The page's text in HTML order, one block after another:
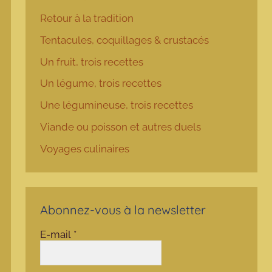
Retour à la tradition
Tentacules, coquillages & crustacés
Un fruit, trois recettes
Un légume, trois recettes
Une légumineuse, trois recettes
Viande ou poisson et autres duels
Voyages culinaires
Abonnez-vous à la newsletter
E-mail *